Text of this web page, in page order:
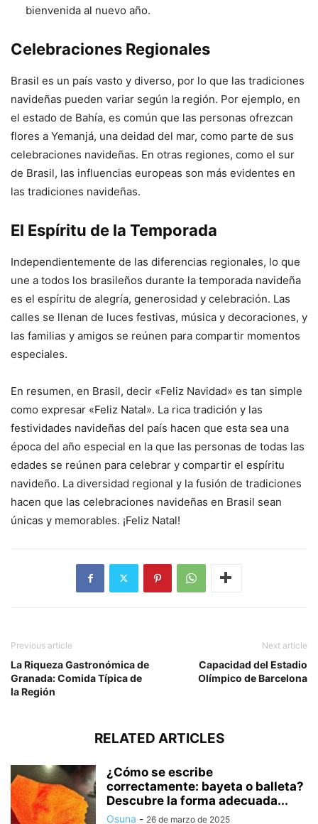
bienvenida al nuevo año.
Celebraciones Regionales
Brasil es un país vasto y diverso, por lo que las tradiciones
navideñas pueden variar según la región. Por ejemplo, en
el estado de Bahía, es común que las personas ofrezcan
flores a Yemanjá, una deidad del mar, como parte de sus
celebraciones navideñas. En otras regiones, como el sur
de Brasil, las influencias europeas son más evidentes en
las tradiciones navideñas.
El Espíritu de la Temporada
Independientemente de las diferencias regionales, lo que
une a todos los brasileños durante la temporada navideña
es el espíritu de alegría, generosidad y celebración. Las
calles se llenan de luces festivas, música y decoraciones, y
las familias y amigos se reúnen para compartir momentos
especiales.
En resumen, en Brasil, decir «Feliz Navidad» es tan simple
como expresar «Feliz Natal». La rica tradición y las
festividades navideñas del país hacen que esta sea una
época del año especial en la que las personas de todas las
edades se reúnen para celebrar y compartir el espíritu
navideño. La diversidad regional y la fusión de tradiciones
hacen que las celebraciones navideñas en Brasil sean
únicas y memorables. ¡Feliz Natal!
Previous article
La Riqueza Gastronómica de
Granada: Comida Típica de
la Región
Next article
Capacidad del Estadio
Olímpico de Barcelona
RELATED ARTICLES
¿Cómo se escribe
correctamente: bayeta o balleta?
Descubre la forma adecuada...
Osuna - 26 de marzo de 2025